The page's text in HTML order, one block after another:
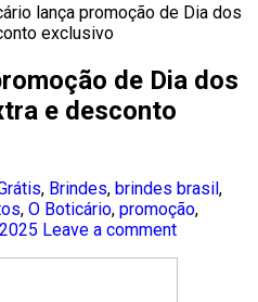
lança promoção de Dia dos
exclusivo
de Dia dos
e desconto
, Brindes, brindes brasil,
, O Boticário, promoção,
Leave a comment